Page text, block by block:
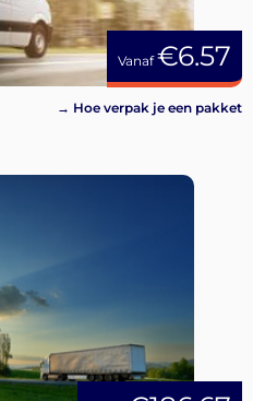
Vanaf€6.57
→ Hoe verpak je een pakket